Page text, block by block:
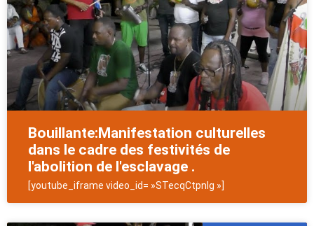
Bouillante:Manifestation culturelles
dans le cadre des festivités de
l'abolition de l'esclavage .
[youtube_iframe video_id= »STecqCtpnIg »]